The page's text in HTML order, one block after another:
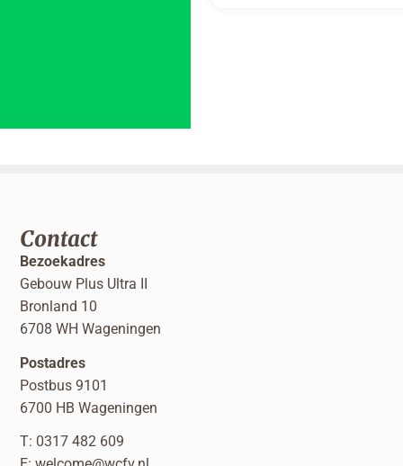
Contact
Bezoekadres
Gebouw Plus Ultra II
Bronland 10
6708 WH Wageningen
Postadres
Postbus 9101
6700 HB Wageningen
T: 0317 482 609